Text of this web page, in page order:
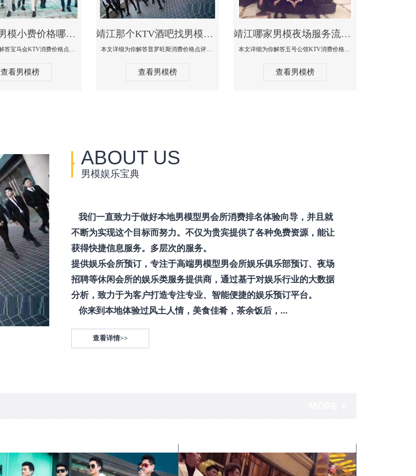
靖江KTV男模小费价格哪家便宜-宝马会KTV消费口碑点评
本文详细为你解答宝马会KTV消费价格点评，更多关于KTV男模小费价格哪家便宜免费咨询1333 867 6881微信同步！
查看男模榜
靖江那个KTV酒吧找男模帅哥男妓多-普罗旺斯KTV真实口碑点评
本文详细为你解答普罗旺斯消费价格点评，更多关于那个KTV酒吧找男模帅哥最多免费咨询1333 867 6881微信同步！
查看男模榜
靖江哪家男模夜场服务流程全面-五号公馆KTV消费价格点评
本文详细为你解答五号公馆KTV消费价格，更多关于哪家男模夜场服务流程全面免费咨询1333 867 6881微信同步！
查看男模榜
ABOUT US
男模娱乐宝典
我们一直致力于做好本地男模型男会所消费排名体验向导，并且就
不断为实现这个目标而努力。不仅为贵宾提供了各种免费资源，能让
获得快捷信息服务。多层次的服务。
提供娱乐会所预订，专注于高端男模型男会所娱乐俱乐部预订、夜场
招聘等休闲会所的娱乐类服务提供商，通过基于对娱乐行业的大数据
分析，致力于为客户打造专注专业、智能便捷的娱乐预订平台。
你来到本地体验过风土人情，美食佳肴，茶余饭后，...
查看详情>>